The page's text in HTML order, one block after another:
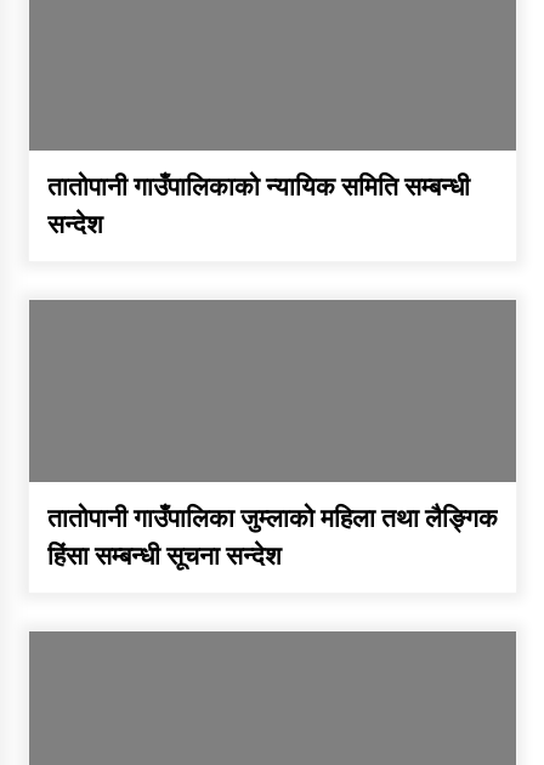
तातोपानी गाउँपालिका जुम्लाको
तातोपानी गाउँपालिकाको न्यायिक समिति सम्बन्धी
सन्देश
तातोपानी गाउँपालिका जुम्लाको महिला तथा लैङ्गिक
हिंसा सम्बन्धी सूचना सन्देश